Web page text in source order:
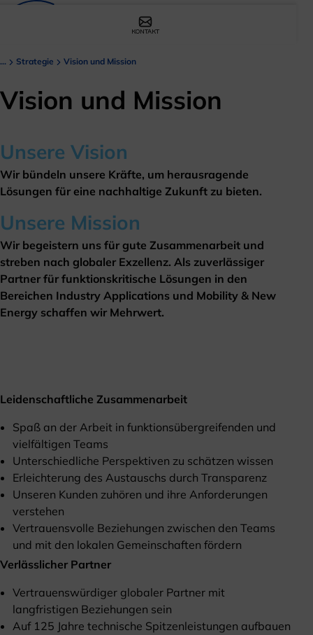
KONTAKT
... Strategie Vision und Mission
Vision und Mission
Unsere Vision
Wir bündeln unsere Kräfte, um herausragende
Lösungen für eine nachhaltige Zukunft zu bieten.
Unsere Mission
Wir begeistern uns für gute Zusammenarbeit und
streben nach globaler Exzellenz. Als zuverlässiger
Partner für funktionskritische Lösungen in den
Bereichen Industry Applications und Mobility & New
Energy schaffen wir Mehrwert.
Leidenschaftliche Zusammenarbeit
Spaß an der Arbeit in funktionsübergreifenden und
vielfältigen Teams
Unterschiedliche Perspektiven zu schätzen wissen
Erleichterung des Austauschs durch Transparenz
Unseren Kunden zuhören und ihre Anforderungen
verstehen
Vertrauensvolle Beziehungen zwischen den Teams
und mit den lokalen Gemeinschaften fördern
Verlässlicher Partner
Vertrauenswürdiger globaler Partner mit
langfristigen Beziehungen sein
Auf 125 Jahre technische Spitzenleistungen aufbauen